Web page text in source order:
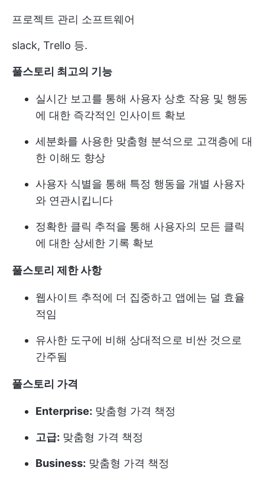
프로젝트 관리 소프트웨어
slack, Trello 등.
풀스토리 최고의 기능
실시간 보고를 통해 사용자 상호 작용 및 행동
에 대한 즉각적인 인사이트 확보
세분화를 사용한 맞춤형 분석으로 고객층에 대
한 이해도 향상
사용자 식별을 통해 특정 행동을 개별 사용자
와 연관시킵니다
정확한 클릭 추적을 통해 사용자의 모든 클릭
에 대한 상세한 기록 확보
풀스토리 제한 사항
웹사이트 추적에 더 집중하고 앱에는 덜 효율
적임
유사한 도구에 비해 상대적으로 비싼 것으로
간주됨
풀스토리 가격
Enterprise: 맞춤형 가격 책정
고급: 맞춤형 가격 책정
Business: 맞춤형 가격 책정